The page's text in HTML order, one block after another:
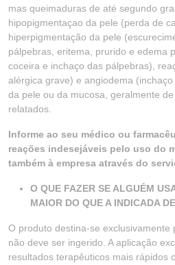
mas queimaduras de até segundo
hipopigmentaçao da pele (perda de
hiperpigmentação da pele
pálpebras, eritema, prurido e edema
coceira e inchaço das pálpebras),
alérgica grave) e angiodema
da pele ou da mucosa, geralmente
relatados.
Informe ao seu médico ou
reações indesejáveis pelo uso do
também à empresa através do
O QUE FAZER SE ALGUÉM
MAIOR DO QUE A INDICADA
O produto destina-se exclusivamente
não deve ser ingerido. A aplicação
resultados terapêuticos mais rápidos